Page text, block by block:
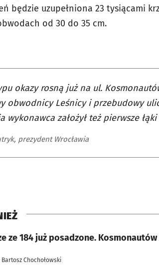
będzie uzupełniona 23 tysiącami
od 30 do 35 cm.
okazy rosną już na ul.
obwodnicy Leśnicy i przebudowy
wykonawca założył też pierwsze
prezydent Wrocławia
ze 184 już posadzone.
| Bartosz Chochołowski